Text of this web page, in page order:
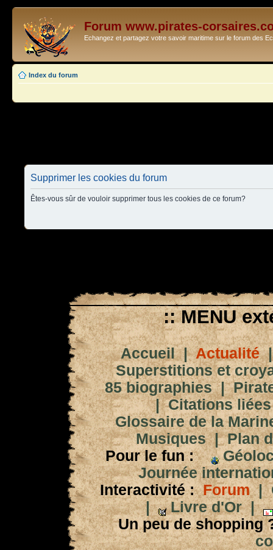
Forum www.pirates-
Echangez et partagez votre savoir maritime sur le forum des
Index du forum
Supprimer les cookies du forum
Êtes-vous sûr de vouloir supprimer tous les cookies de ce forum?
:: MENU
Accueil|Actualité
Superstitions et
85 biographies|
|Citations
Glossaire de la
Musiques|Plan
Pour le fun :
Journée
Interactivité : Forum|
|
Livre d'Or|
Un peu de shopping